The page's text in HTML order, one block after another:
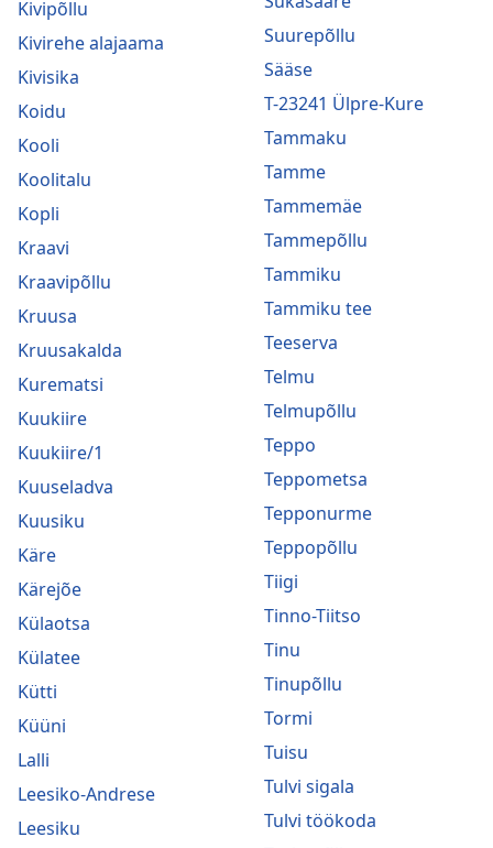
Kivipõllu
Kivirehe alajaama
Kivisika
Koidu
Kooli
Koolitalu
Kopli
Kraavi
Kraavipõllu
Kruusa
Kruusakalda
Kurematsi
Kuukiire
Kuukiire/1
Kuuseladva
Kuusiku
Käre
Kärejõe
Külaotsa
Külatee
Kütti
Küüni
Lalli
Leesiko-Andrese
Leesiku
Suurepõllu
Sääse
T-23241 Ülpre-Kure
Tammaku
Tamme
Tammemäe
Tammepõllu
Tammiku
Tammiku tee
Teeserva
Telmu
Telmupõllu
Teppo
Teppometsa
Tepponurme
Teppopõllu
Tiigi
Tinno-Tiitso
Tinu
Tinupõllu
Tormi
Tuisu
Tulvi sigala
Tulvi töökoda